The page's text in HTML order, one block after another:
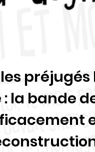
préjugés
la bande